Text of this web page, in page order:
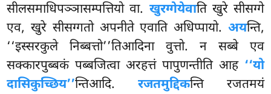
सीलसमाधिपञ्ञासम्पत्तियो वा. खुरग्गेयेवाति खुरे सीसग्गे
एव, खुरे सीसग्गतो अपनीते एवाति अधिप्पायो. अयन्ति,
‘‘इस्सरकुले निब्बत्तो’’तिआदिना वुत्तो. न सब्बे एव
सक्कारपुब्बकं पब्बजित्वा अरहत्तं पापुणन्तीति आह ‘‘यो
दासिकुच्छिय’’न्तिआदि. रजतमुद्दिकन्ति रजतमयं